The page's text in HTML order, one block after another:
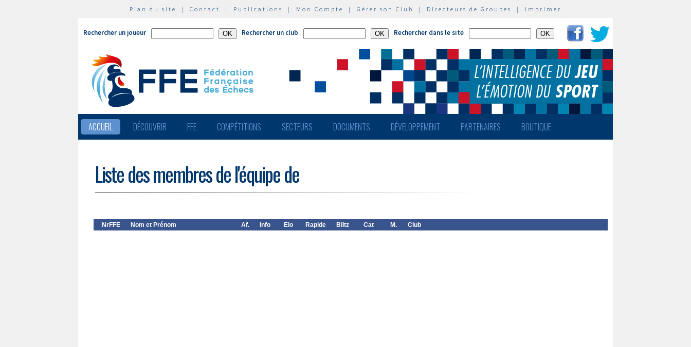
Plan du site | Contact | Publications | Mon Compte | Gérer son Club | Directeurs de Groupes | Imprimer
Rechercher un joueur Rechercher un club Rechercher dans le site
ACCUEIL DÉCOUVRIR FFE COMPÉTITIONS SECTEURS DOCUMENTS DÉVELOPPEMENT PARTENAIRES BOUTIQUE
Liste des membres de l'équipe de
NrFFE Nom et Prénom Af. Info Elo Rapide Blitz Cat M. Club